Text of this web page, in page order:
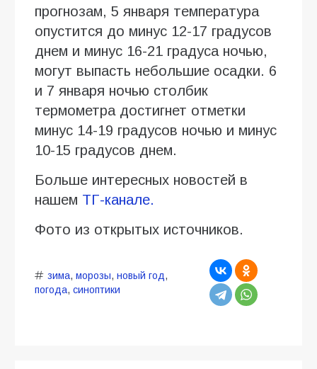
прогнозам, 5 января температура
опустится до минус 12-17 градусов
днем и минус 16-21 градуса ночью,
могут выпасть небольшие осадки. 6
и 7 января ночью столбик
термометра достигнет отметки
минус 14-19 градусов ночью и минус
10-15 градусов днем.
Больше интересных новостей в
нашем ТГ-канале.
Фото из открытых источников.
зима, морозы, новый год,
погода, синоптики